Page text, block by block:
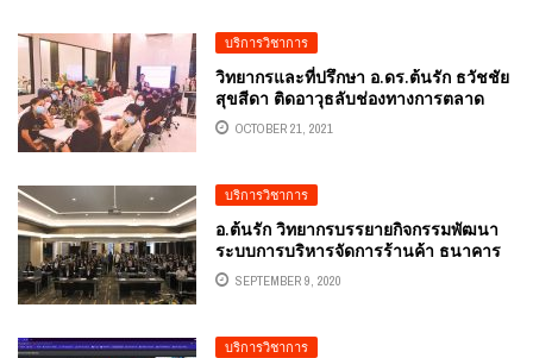
บริการวิชาการ
วิทยากรและที่ปรึกษา อ.ดร.ต้นรัก ธวัชชัย
สุขสีดา ติดอาวุธลับช่องทางการตลาด
ออนไลน์ ขายรถยนต์อย่างไรให้ปังดังและ
โดน
OCTOBER 21, 2021
บริการวิชาการ
อ.ต้นรัก วิทยากรบรรยายกิจกรรมพัฒนา
ระบบการบริหารจัดการร้านค้า ธนาคาร
พัฒนาวิสาหกิจขนาดกลางและขนาดย่อม
แห่งประเทศไทย
SEPTEMBER 9, 2020
บริการวิชาการ